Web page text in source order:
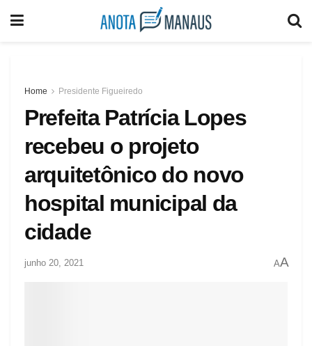
Home Presidente Figueiredo
Prefeita Patrícia Lopes
recebeu o projeto
arquitetônico do novo
hospital municipal da
cidade
junho 20, 2021 AA